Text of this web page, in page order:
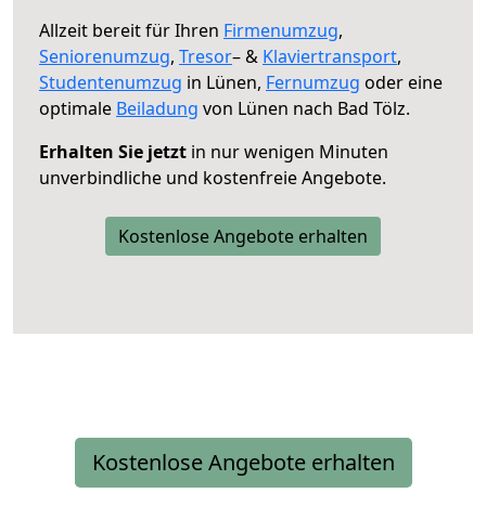
Allzeit bereit für Ihren Firmenumzug,
Seniorenumzug, Tresor– & Klaviertransport,
Studentenumzug in Lünen, Fernumzug oder eine
optimale Beiladung von Lünen nach Bad Tölz.
Erhalten Sie jetzt in nur wenigen Minuten
unverbindliche und kostenfreie Angebote.
Kostenlose Angebote erhalten
Kostenlose Angebote erhalten